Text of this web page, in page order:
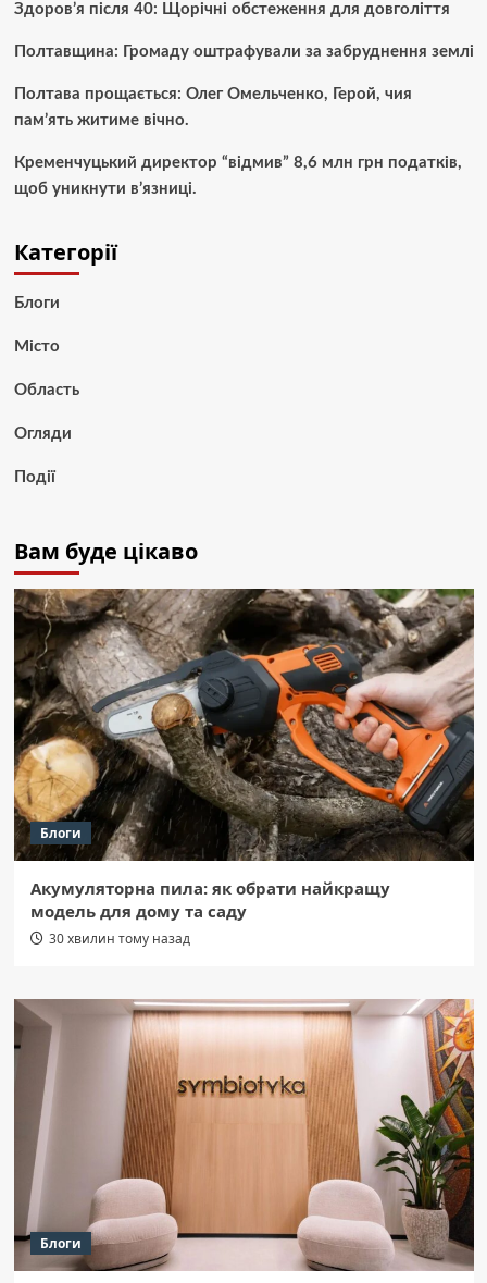
Здоров’я після 40: Щорічні обстеження для довголіття
Полтавщина: Громаду оштрафували за забруднення землі
Полтава прощається: Олег Омельченко, Герой, чия
пам’ять житиме вічно.
Кременчуцький директор “відмив” 8,6 млн грн податків,
щоб уникнути в’язниці.
Категорії
Блоги
Місто
Область
Огляди
Події
Вам буде цікаво
Блоги
Акумуляторна пила: як обрати найкращу
модель для дому та саду
30 хвилин тому назад
Блоги